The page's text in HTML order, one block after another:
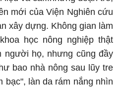
mới của Viện Nghiên cứu
xây dựng. Không gian làm
học nông nghiệp thật
họ, nhưng cũng đầy
bao nhà nông sau lũy tre
bạc", làn da rám nắng nhìn